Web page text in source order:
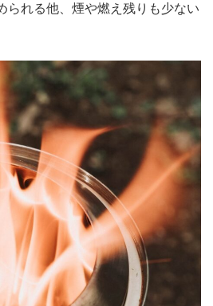
られる他、煙や燃え残りも少ない